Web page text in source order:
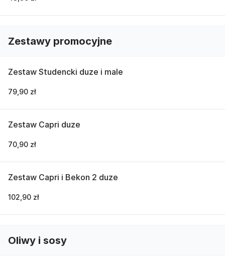
Zestawy promocyjne
Zestaw Studencki duze i male
79,90 zł
Zestaw Capri duze
70,90 zł
Zestaw Capri i Bekon 2 duze
102,90 zł
Oliwy i sosy